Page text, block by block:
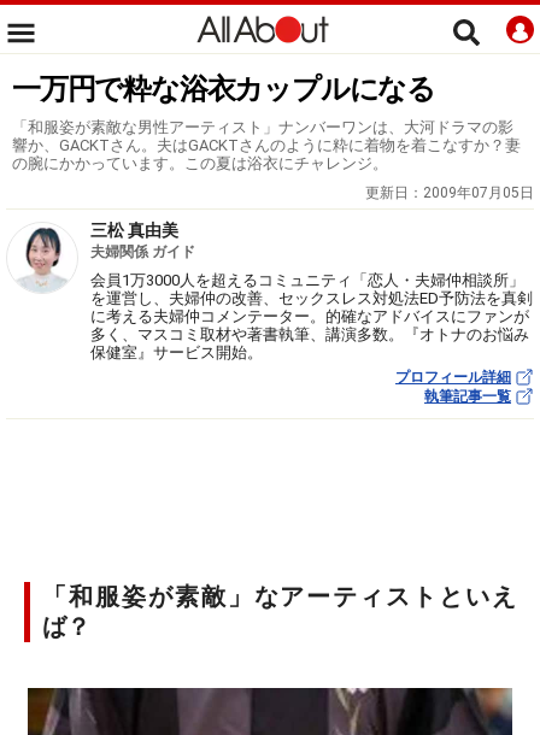
一万円で粋な浴衣カップルになる
「和服姿が素敵な男性アーティスト」ナンバーワンは、大河ドラマの影
響か、GACKTさん。夫はGACKTさんのように粋に着物を着こなすか？妻
の腕にかかっています。この夏は浴衣にチャレンジ。
更新日： 2009年07月05日
三松 真由美
夫婦関係 ガイド
会員1万3000人を超えるコミュニティ「恋人・夫婦仲相談所」
を運営し、夫婦仲の改善、セックスレス対処法ED予防法を真剣
に考える夫婦仲コメンテーター。的確なアドバイスにファンが
多く、マスコミ取材や著書執筆、講演多数。『オトナのお悩み
保健室』サービス開始。
プロフィール詳細
執筆記事一覧
「和服姿が素敵」なアーティストといえ
ば？